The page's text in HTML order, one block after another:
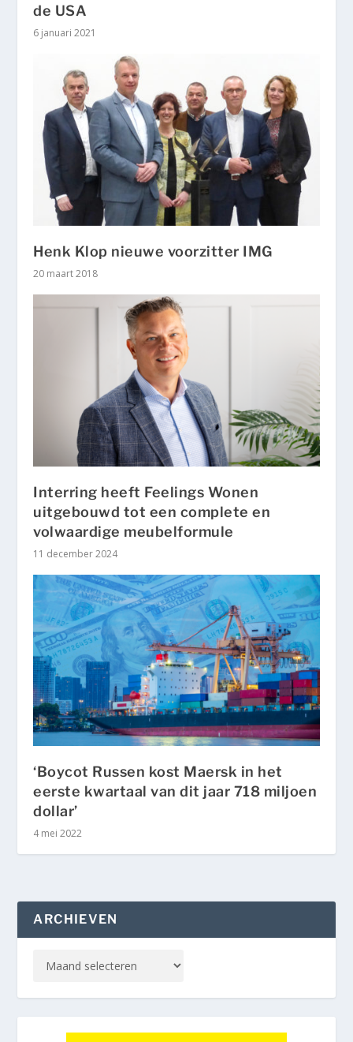
de USA
6 januari 2021
Henk Klop nieuwe voorzitter IMG
20 maart 2018
Interring heeft Feelings Wonen
uitgebouwd tot een complete en
volwaardige meubelformule
11 december 2024
‘Boycot Russen kost Maersk in het
eerste kwartaal van dit jaar 718 miljoen
dollar’
4 mei 2022
ARCHIEVEN